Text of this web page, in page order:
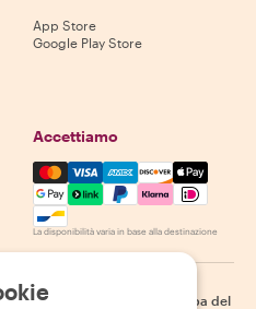
App Store
Google Play Store
Accettiamo
Mastercard, Visa, Amex,
La disponibilità varia in base alla destinazione
sulla privacy Mappa del